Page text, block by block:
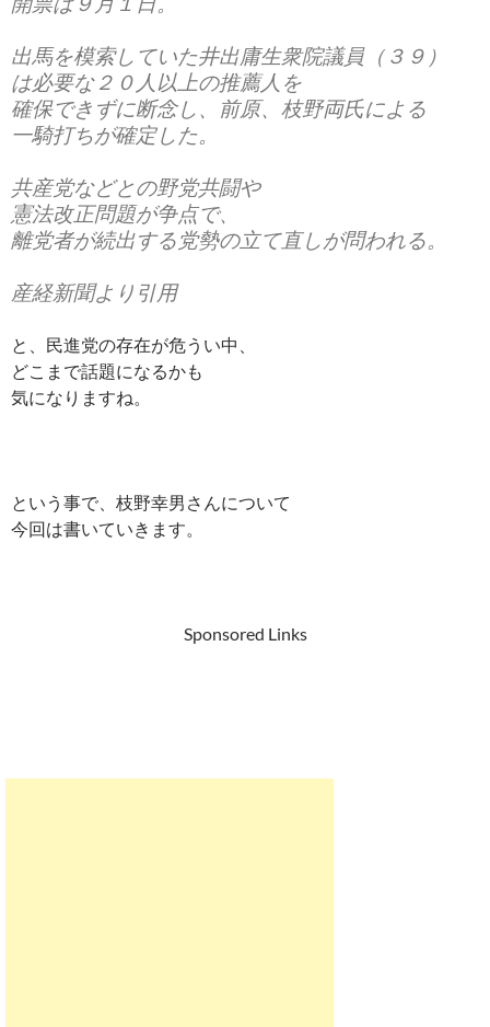
出馬を模索していた井出庸生衆院議員（３９）
は必要な２０人以上の推薦人を
確保できずに断念し、前原、枝野両氏による
一騎打ちが確定した。
共産党などとの野党共闘や
憲法改正問題が争点で、
離党者が続出する党勢の立て直しが問われる。
産経新聞より引用
と、民進党の存在が危うい中、
どこまで話題になるかも
気になりますね。
という事で、枝野幸男さんについて
今回は書いていきます。
Sponsored Links